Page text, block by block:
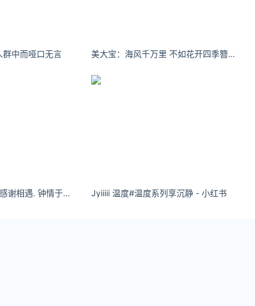
群中而哑口无言 美大宝：海风千万里 不如花开四季簪#国风美永不过时 #簪花 #闽越水镇的花魁太绝了
发财阿弦 不论结局 感谢相遇. 钟情于你 爱而不得 Jyiiiii 温度#温度系列享沉静 - 小红书